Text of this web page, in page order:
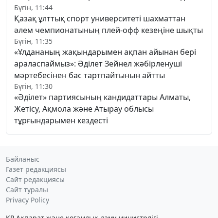
Бүгін, 11:44
Қазақ ұлттық спорт университеті шахматтан
әлем чемпионатының плей-офф кезеңіне шықты
Бүгін, 11:35
«Ұлдананың жақындарымен ақпан айынан бері
араласпаймыз»: Әділет Зейнел жәбірленуші
мәртебесінен бас тартпайтынын айтты
Бүгін, 11:30
«Әділет» партиясының кандидаттары Алматы,
Жетісу, Ақмола және Атырау облысы
тұрғындарымен кездесті
Байланыс
Газет редакциясы
Сайт редакциясы
Сайт туралы
Privacy Policy